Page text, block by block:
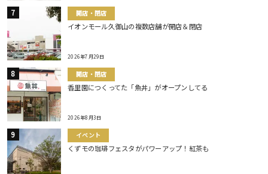
開店・閉店
イオンモール久御山の複数店舗が開店＆閉店
2026年7月29日
開店・閉店
香里園につくってた「魚丼」がオープンしてる
2026年8月3日
イベント
くずモの珈琲フェスタがパワーアップ！紅茶も